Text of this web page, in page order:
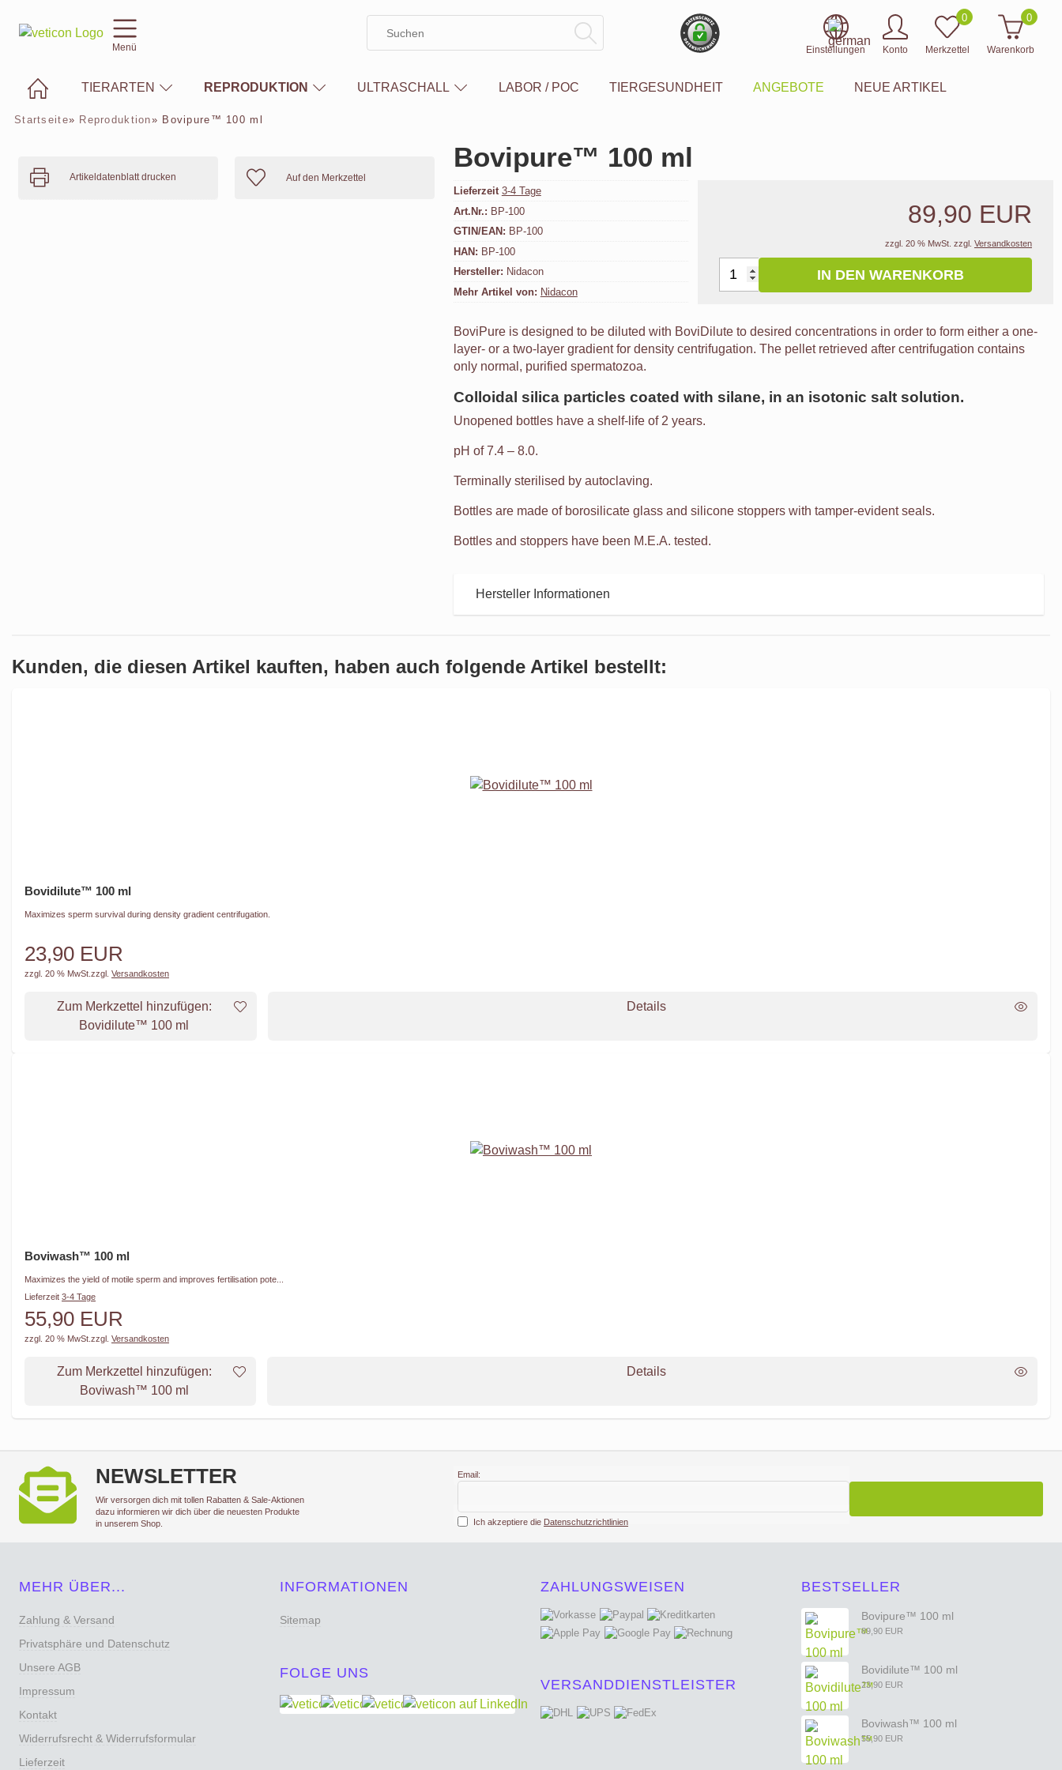
Menü Einstellungen Konto Merkzettel
0
Warenkorb
0
TIERARTEN REPRODUKTION ULTRASCHALL LABOR / POC TIERGESUNDHEIT ANGEBOTE NEUE ARTIKEL
Startseite» Reproduktion» Bovipure™ 100 ml
Artikeldatenblatt drucken
Bovipure™ 100 ml
Lieferzeit 3-4 Tage
Art.Nr.: BP-100
GTIN/EAN: BP-100
HAN: BP-100
Hersteller: Nidacon
Mehr Artikel von: Nidacon
89,90 EUR
zzgl. 20 % MwSt. zzgl. Versandkosten
IN DEN WARENKORB
BoviPure is designed to be diluted with BoviDilute to desired concentrations in order to form either a one-
layer- or a two-layer gradient for density centrifugation. The pellet retrieved after centrifugation contains
only normal, purified spermatozoa.
Colloidal silica particles coated with silane, in an isotonic salt solution.
Unopened bottles have a shelf-life of 2 years.
pH of 7.4 – 8.0.
Terminally sterilised by autoclaving.
Bottles are made of borosilicate glass and silicone stoppers with tamper-evident seals.
Bottles and stoppers have been M.E.A. tested.
Hersteller Informationen
Kunden, die diesen Artikel kauften, haben auch folgende Artikel bestellt:
Bovidilute™ 100 ml
Maximizes sperm survival during density gradient centrifugation.
23,90 EUR
zzgl. 20 % MwSt. zzgl. Versandkosten
Zum Merkzettel hinzufügen:
Bovidilute™ 100 ml
Details
Boviwash™ 100 ml
Maximizes the yield of motile sperm and improves fertilisation pote...
Lieferzeit 3-4 Tage
55,90 EUR
zzgl. 20 % MwSt. zzgl. Versandkosten
Zum Merkzettel hinzufügen:
Boviwash™ 100 ml
Details
NEWSLETTER
Wir versorgen dich mit tollen Rabatten & Sale-Aktionen
dazu informieren wir dich über die neuesten Produkte
in unserem Shop.
Email:
Ich akzeptiere die Datenschutzrichtlinien
MEHR ÜBER...
Zahlung & Versand
Privatsphäre und Datenschutz
Unsere AGB
Impressum
Kontakt
Widerrufsrecht & Widerrufsformular
Lieferzeit
INFORMATIONEN
Sitemap
FOLGE UNS
ZAHLUNGSWEISEN
VERSANDDIENSTLEISTER
BESTSELLER
Bovipure™ 100 ml
89,90 EUR
Bovidilute™ 100 ml
23,90 EUR
Boviwash™ 100 ml
55,90 EUR